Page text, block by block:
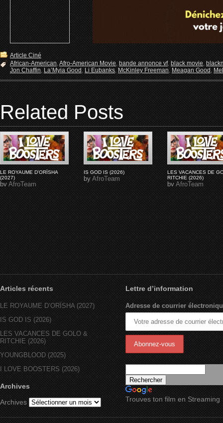
Article Ciné
African-American,Afro-American Movie,bande annonce vf,black movie,
Jon Chaffin,La’Myia Good,Li Eubanks,McKinley Freeman,Meagan Good,
Related Posts
LE ROYAUME D'ORÏSHA
(2027)
byAfroTeam
IS GOD IS (2026)
byAfroTeam
LES VACANCES DE
RITCHIE (2026)
byAfroTeam
Articles récents
LE ROYAUME D’ORÏSHA (2027)
IS GOD IS (2026)
LES VACANCES DE GOLO &
RITCHIE (2026)
YOUNGBLOOD (2025)
I LOVE BOOSTERS (2026)
Archives
Archives
Lettre d’information
Adresse de courrier
Trouves ton film en Streaming